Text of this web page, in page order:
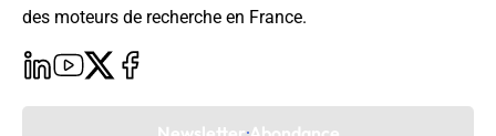
des moteurs de recherche en France.